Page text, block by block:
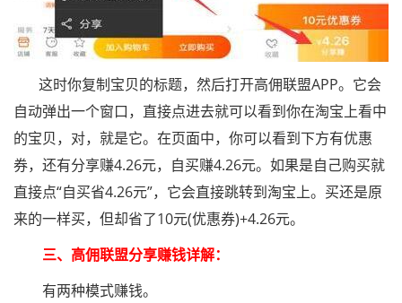
这时你复制宝贝的标题，然后打开高佣联盟APP。它会
自动弹出一个窗口，直接点进去就可以看到你在淘宝上看中
的宝贝，对，就是它。在页面中，你可以看到下方有优惠
券，还有分享赚4.26元，自买赚4.26元。如果是自己购买就
直接点“自买省4.26元”，它会直接跳转到淘宝上。买还是原
来的一样买，但却省了10元(优惠券)+4.26元。
三、高佣联盟分享赚钱详解：
有两种模式赚钱。